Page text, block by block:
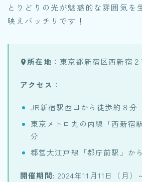
とりどりの光が魅惑的な雰囲気を
映えバッチリです！
所在地 ：東京都新宿区西新宿
アクセス ：
JR新宿駅西口から徒歩約８分
東京メトロ丸の内線「西新宿
分
都営大江戸線「都庁前駅」か
開催期間: 2024年11月11日（月）